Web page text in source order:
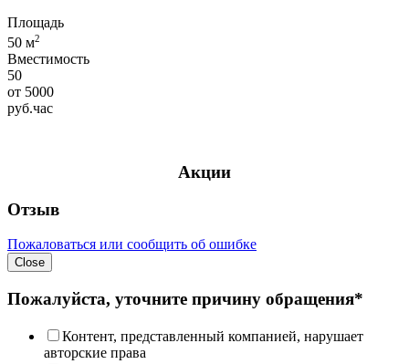
Площадь
50 м2
Вместимость
50
от 5000
руб.час
Акции
Отзыв
Пожаловаться или сообщить об ошибке
Close
Пожалуйста, уточните причину обращения*
Контент, представленный компанией, нарушает
авторские права